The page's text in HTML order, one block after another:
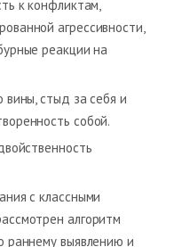
к конфликтам,
агрессивности,
реакции на
вины, стыд за себя и
собой.
с классными
алгоритм
раннему выявлению и